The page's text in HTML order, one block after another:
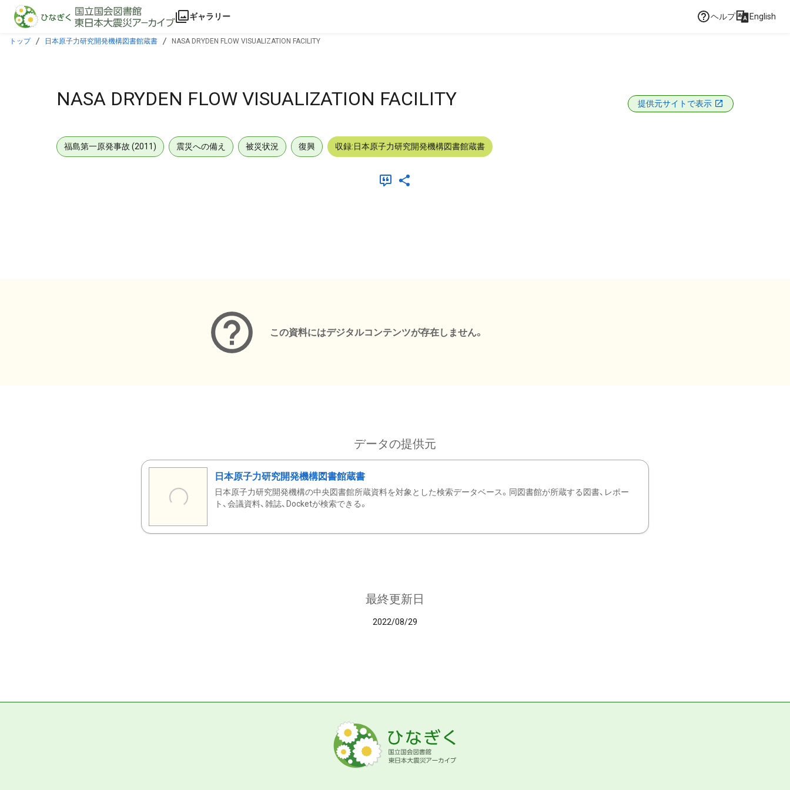
本文に飛ぶ
ギャラリー ヘルプ English
トップ 日本原子力研究開発機構図書館蔵書 NASA DRYDEN FLOW VISUALIZATION FACILITY
NASA DRYDEN FLOW VISUALIZATION FACILITY 提供元サイトで表示
福島第一原発事故 (2011) 震災への備え 被災状況 復興 収録:日本原子力研究開発機構図書館蔵書
この資料にはデジタルコンテンツが存在しません。
データの提供元
日本原子力研究開発機構図書館蔵書
日本原子力研究開発機構の中央図書館所蔵資料を対象とした検索データベース。同図書館が所蔵する図書、レポー
ト、会議資料、雑誌、Docketが検索できる。
最終更新日
2022/08/29